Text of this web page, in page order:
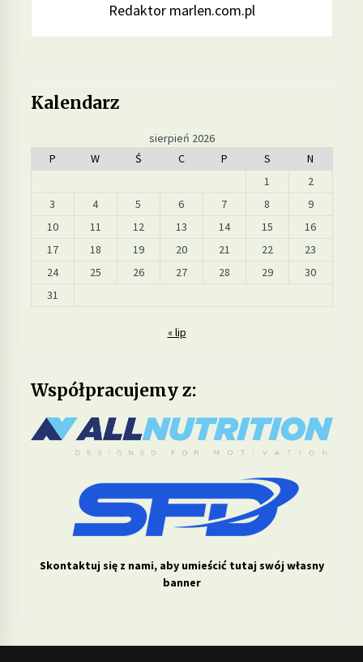
Redaktor marlen.com.pl
Kalendarz
sierpień 2026
P
W Ś C P S
N
1
2
3
4 5 6 7 8
9
10
11 12 13 14 15
16
17
18 19 20 21 22
23
24
25 26 27 28 29
30
31
« lip
Współpracujemy z:
Skontaktuj się z nami, aby umieścić tutaj swój własny
banner